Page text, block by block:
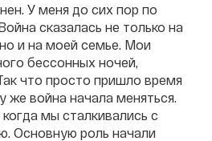
У меня до сих пор по
сказалась не только на
и на моей семье. Мои
бессонных ночей,
что просто пришло время
же война начала меняться.
мы сталкивались с
Основную роль начали